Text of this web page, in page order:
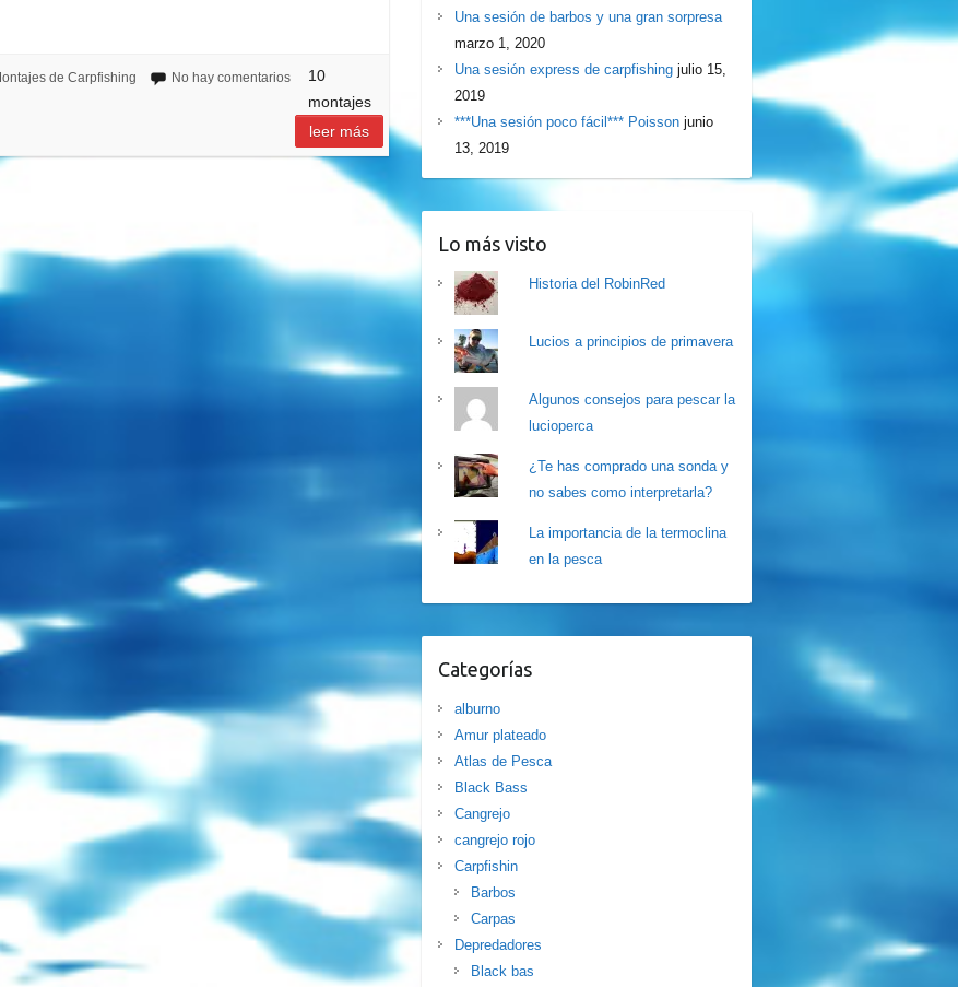
de Carpfishing No hay comentarios
10
montajes
leer más
Una sesión de barbos y una gran sorpresa
marzo 1, 2020
Una sesión express de carpfishing julio 15,
2019
***Una sesión poco fácil*** Poisson junio
13, 2019
Lo más visto
Historia del RobinRed
Lucios a principios de primavera
Algunos consejos para pescar la
lucioperca
¿Te has comprado una sonda y
no sabes como interpretarla?
La importancia de la termoclina
en la pesca
Categorías
alburno
Amur plateado
Atlas de Pesca
Black Bass
Cangrejo
cangrejo rojo
Carpfishin
Barbos
Carpas
Depredadores
Black bas